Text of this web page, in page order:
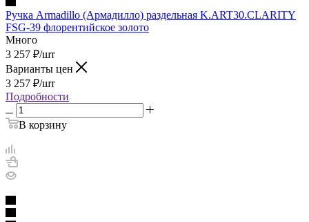
Ручка Armadillo (Армадилло) раздельная K.ART30.CLARITY
FSG-39 флорентийское золото
Много
3 257 ₽/шт
Варианты цен
3 257 ₽/шт
Подробности
В корзину